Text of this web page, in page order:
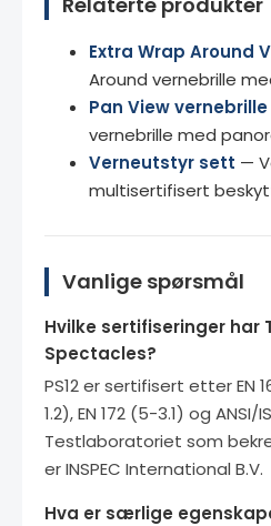
Extra Wrap Around
Around vernebrille
Pan View vernebrille
vernebrille med
Verneutstyr sett —
multisertifisert
Vanlige spørsmål
Hvilke sertifiseringer har
Spectacles?
PS12 er sertifisert etter EN
1.2), EN 172 (5-3.1) og ANSI/
Testlaboratoriet som
er INSPEC International B.V.
Hva er særlige